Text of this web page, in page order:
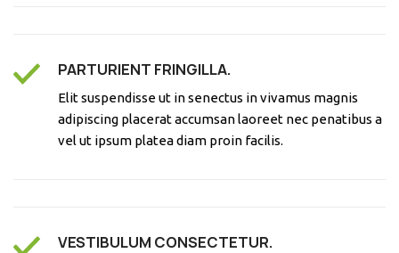
PARTURIENT FRINGILLA.
Elit suspendisse ut in senectus in vivamus magnis
adipiscing placerat accumsan laoreet nec penatibus a
vel ut ipsum platea diam proin facilis.
VESTIBULUM CONSECTETUR.